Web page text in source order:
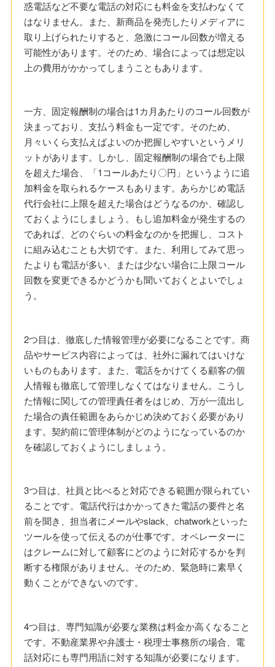
惑電話など不要な電話の対応にも料金を支払わなくて
はなりません。また、新商品を発売したりメディアに
取り上げられたりすると、急激にコール回数が増える
可能性があります。そのため、場合によっては想定以
上の費用がかかってしまうこともあります。
一方、固定報酬制の場合は1カ月あたりのコール回数が
決まっており、支払う料金も一定です。そのため、
月々いくら支払えばよいのか把握しやすいというメリ
ットがあります。しかし、固定報酬制の場合でも上限
を超えた場合、「1コールあたり〇円」というように追
加料金を取られるケースもあります。あらかじめ電話
代行会社に上限を超えた場合はどうなるのか、確認し
ておくようにしましょう。もし追加料金が発生するの
であれば、どのぐらいの料金なのかを把握し、コスト
に組み込むことも大切です。また、利用してみて思っ
たよりも電話が多い、または少ない場合に上限コール
回数を変更できるかどうかも聞いておくとよいでしょ
う。
2つ目は、徹底した情報管理が必要になることです。商
品やサービス内容によっては、社外に漏れてはいけな
いものもあります。また、電話をかけてくる顧客の個
人情報も徹底して管理しなくてはなりません。こうし
た情報に関しての管理責任者をはじめ、万が一流出し
た場合の責任範囲をあらかじめ決めておく必要があり
ます。契約前に管理体制がどのようになっているのか
を確認しておくようにしましょう。
3つ目は、社員と比べると対応できる範囲が限られてい
ることです。電話代行はかかってきた電話の要件と名
前を聞き、担当者にメールやslack、chatworkといった
ツールを使って伝えるのが仕事です。オペレーターに
はクレームに対して顧客にどのように対応するかを判
断する権限がありません。そのため、緊急時に素早く
動くことができないのです。
4つ目は、専門知識が必要な業務は料金か高くなること
です。不動産業界や弁護士・税理士事務所の場合、電
話対応にも専門用語に対する知識が必要になります。